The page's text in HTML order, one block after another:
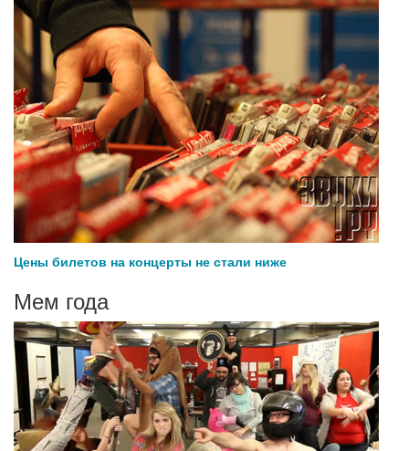
Цены билетов на концерты не стали ниже
Мем года